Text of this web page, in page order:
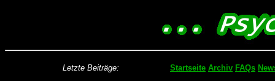
Letzte Beiträge:
Startseite Archiv FAQs